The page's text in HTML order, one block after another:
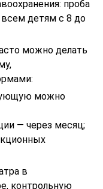
проба
всем детям с 8 до
можно делать
можно
— через месяц;
в
контрольную